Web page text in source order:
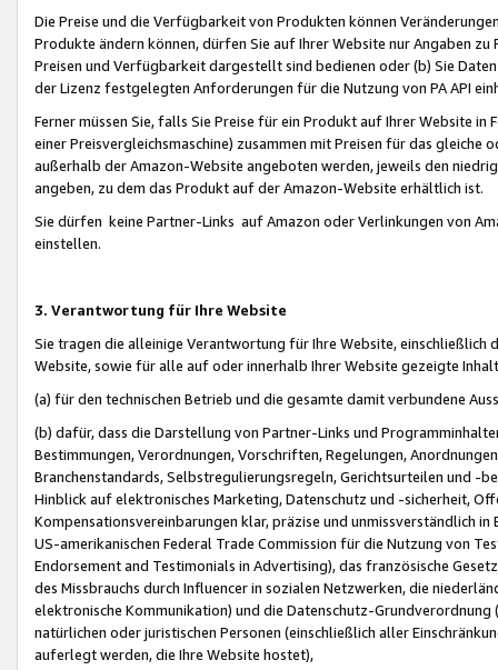
Die Preise und die Verfügbarkeit von Produkten können
Produkte ändern können, dürfen Sie auf Ihrer Website nur Angaben
Preisen und Verfügbarkeit dargestellt sind bedienen oder (b) Sie
der Lizenz festgelegten Anforderungen für die Nutzung von PA API
Ferner müssen Sie, falls Sie Preise für ein Produkt auf Ihrer Website
einer Preisvergleichsmaschine) zusammen mit Preisen für das
außerhalb der Amazon-Website angeboten werden, jeweils den
angeben, zu dem das Produkt auf der Amazon-Website erhältlich ist.
Sie dürfen keine Partner-Links auf Amazon oder Verlinkungen von
einstellen.
3. Verantwortung für Ihre Website
Sie tragen die alleinige Verantwortung für Ihre Website,
Website, sowie für alle auf oder innerhalb Ihrer Website gezeigte
(a) für den technischen Betrieb und die gesamte damit verbundene
(b) dafür, dass die Darstellung von Partner-Links und
Bestimmungen, Verordnungen, Vorschriften, Regelungen,
Branchenstandards, Selbstregulierungsregeln, Gerichtsurteilen und -
Hinblick auf elektronisches Marketing, Datenschutz und -sicherheit,
Kompensationsvereinbarungen klar, präzise und unmissverständlich
US-amerikanischen Federal Trade Commission für die Nutzung von
Endorsement and Testimonials in Advertising), das französische
des Missbrauchs durch Influencer in sozialen Netzwerken, die
elektronische Kommunikation) und die Datenschutz-
natürlichen oder juristischen Personen (einschließlich aller
auferlegt werden, die Ihre Website hostet),